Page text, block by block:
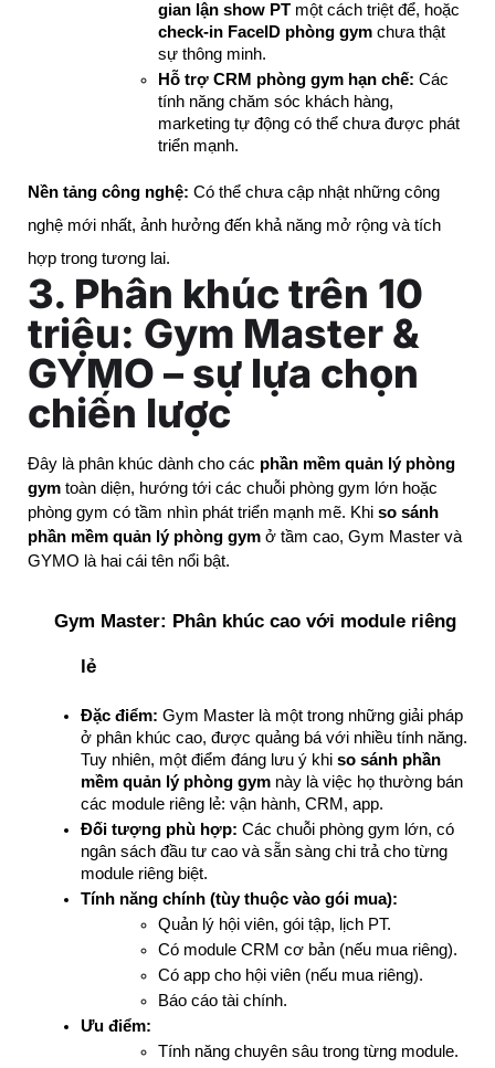
gian lận show PT
check-in FaceID phòng gym chưa thật
sự thông minh.
Hỗ trợ CRM phòng gym hạn chế: Các
tính năng chăm sóc khách hàng,
marketing tự động có thể chưa được phát
triển mạnh.
Nền tảng công nghệ: Có thể chưa cập nhật những công
nghệ mới nhất, ảnh hưởng đến khả năng mở rộng và tích
hợp trong tương lai.
3. Phân khúc trên 10
triệu: Gym Master &
GYMO – sự lựa chọn
chiến lược
Đây là phân khúc dành cho các phần mềm quản lý phòng
gym toàn diện, hướng tới các chuỗi phòng gym lớn hoặc
phòng gym có tầm nhìn phát triển mạnh mẽ. Khi so sánh
phần mềm quản lý phòng gym ở tầm cao, Gym Master và
GYMO là hai cái tên nổi bật.
Gym Master: Phân khúc cao với module riêng
lẻ
Đặc điểm: Gym Master là một trong những giải pháp
ở phân khúc cao, được quảng bá với nhiều tính năng.
Tuy nhiên, một điểm đáng lưu ý khi so sánh phần
mềm quản lý phòng gym này là việc họ thường bán
các module riêng lẻ: vận hành, CRM, app.
Đối tượng phù hợp: Các chuỗi phòng gym lớn, có
ngân sách đầu tư cao và sẵn sàng chi trả cho từng
module riêng biệt.
Tính năng chính (tùy thuộc vào gói mua):
Quản lý hội viên, gói tập, lịch PT.
Có module CRM cơ bản (nếu mua riêng).
Có app cho hội viên (nếu mua riêng).
Báo cáo tài chính.
Ưu điểm:
Tính năng chuyên sâu trong từng module.